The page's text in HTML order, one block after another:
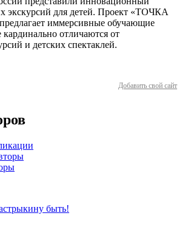
экскурсий для детей. Проект «ТОЧКА
иммерсивные обучающие
отличаются от
и детских спектаклей.
Добавить свой сайт
быть!